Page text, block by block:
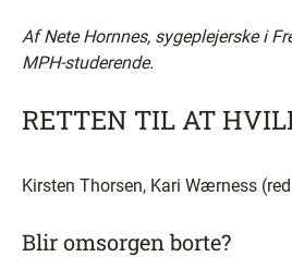
Af Nete Hornnes, sygeplejerske i
MPH-studerende.
RETTEN TIL AT
Kirsten Thorsen, Kari Wærness
Blir omsorgen borte?